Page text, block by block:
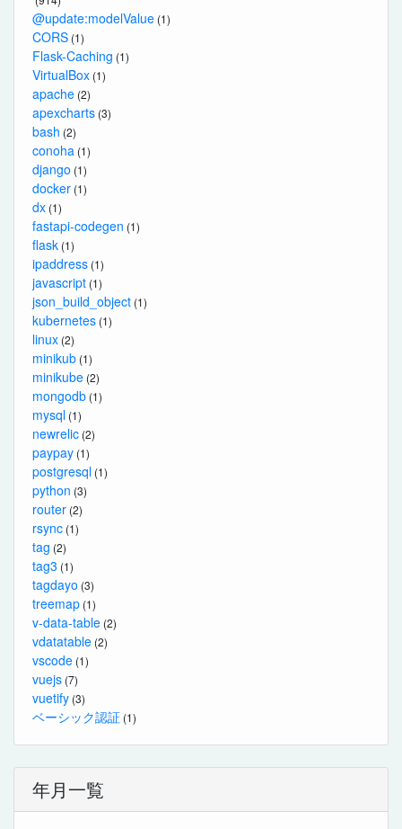
@update:modelValue (1)
CORS (1)
Flask-Caching (1)
VirtualBox (1)
apache (2)
apexcharts (3)
bash (2)
conoha (1)
django (1)
docker (1)
dx (1)
fastapi-codegen (1)
flask (1)
ipaddress (1)
javascript (1)
json_build_object (1)
kubernetes (1)
linux (2)
minikub (1)
minikube (2)
mongodb (1)
mysql (1)
newrelic (2)
paypay (1)
postgresql (1)
python (3)
router (2)
rsync (1)
tag (2)
tag3 (1)
tagdayo (3)
treemap (1)
v-data-table (2)
vdatatable (2)
vscode (1)
vuejs (7)
vuetify (3)
ベーシック認証 (1)
年月一覧